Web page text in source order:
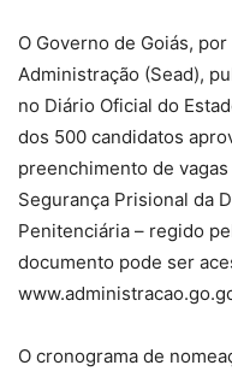
O Governo de Goiás,
Administração (Sead),
no Diário Oficial do
dos 500 candidatos
preenchimento de
Segurança Prisional da
Penitenciária – regido
documento pode ser
O cronograma de